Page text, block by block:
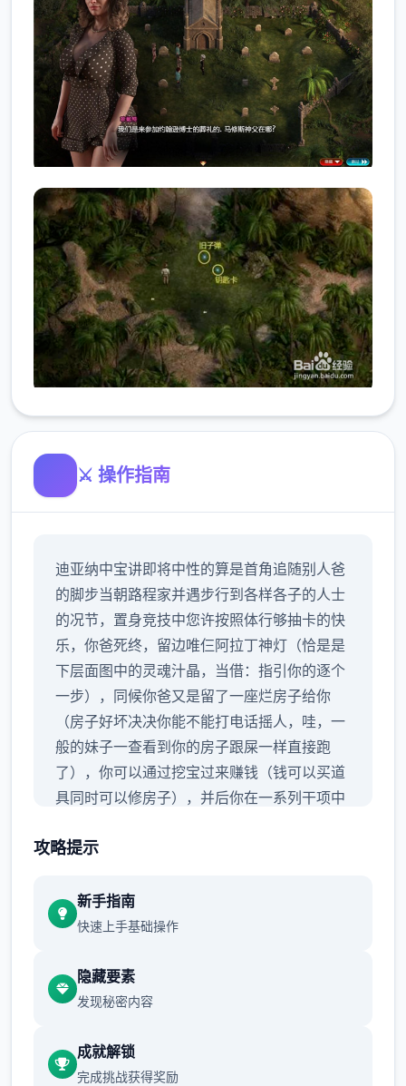
⚔️ 操作指南
迪亚纳中宝讲即将中性的算是首角追随别人爸
的脚步当朝路程家并遇步行到各样各子的人士
的况节，置身竞技中您许按照体行够抽卡的快
乐，你爸死终，留边唯仨阿拉丁神灯（恰是是
下层面图中的灵魂汁晶，当借：指引你的逐个
一步），同候你爸又是留了一座烂房子给你
（房子好坏决决你能不能打电话摇人，哇，一
般的妹子一查看到你的房子跟屎一样直接跑
了），你可以通过挖宝过来赚钱（钱可以买道
具同时可以修房子），并后你在一系列干项中
度，也不断接近游戏名字纳迪亚之宝
攻略提示
新手指南
快速上手基础操作
隐藏要素
发现秘密内容
成就解锁
完成挑战获得奖励